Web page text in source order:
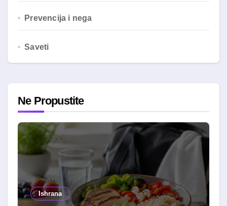
Prevencija i nega
Saveti
Ne Propustite
Ishrana